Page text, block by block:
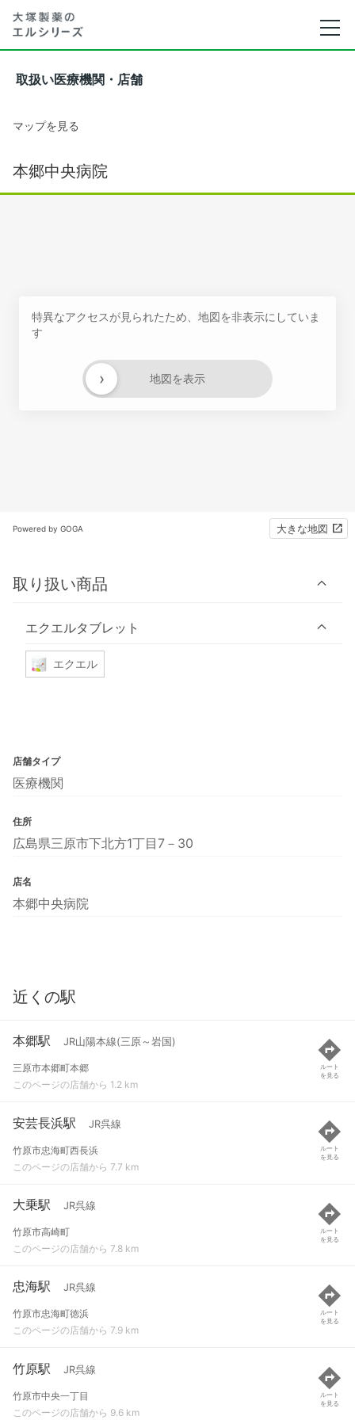
取扱い医療機関・店舗
マップを見る
本郷中央病院
特異なアクセスが見られたため、地図を非表示にしていま
す
地図を表示
›
Powered by GOGA 大きな地図
取り扱い商品
エクエルタブレット
エクエル
店舗タイプ
医療機関
住所
広島県三原市下北方1丁目7－30
店名
本郷中央病院
近くの駅
本郷駅 JR山陽本線(三原～岩国)
三原市本郷町本郷
このページの店舗から 1.2 km
ルート
を見る
安芸長浜駅 JR呉線
竹原市忠海町西長浜
このページの店舗から 7.7 km
ルート
を見る
大乗駅 JR呉線
竹原市高崎町
このページの店舗から 7.8 km
ルート
を見る
忠海駅 JR呉線
竹原市忠海町徳浜
このページの店舗から 7.9 km
ルート
を見る
竹原駅 JR呉線
竹原市中央一丁目
このページの店舗から 9.6 km
ルート
を見る